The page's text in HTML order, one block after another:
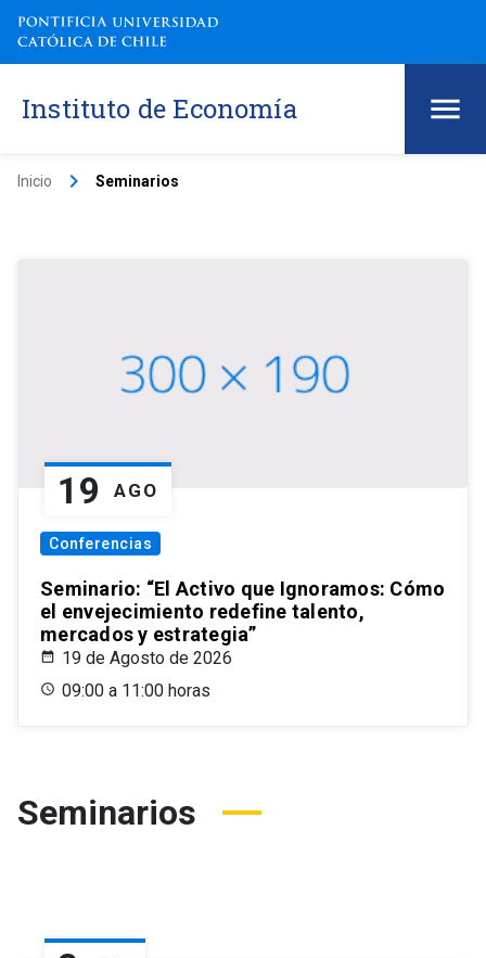
Instituto de Economía
Inicio keyboard_arrow_right Seminarios
19 AGO
Conferencias
Seminario: “El Activo que Ignoramos: Cómo
el envejecimiento redefine talento,
mercados y estrategia”
19 de Agosto de 2026
09:00 a 11:00 horas
Seminarios